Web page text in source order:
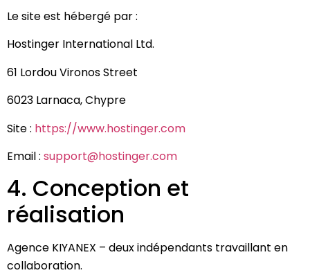
Le site est hébergé par :
Hostinger International Ltd.
61 Lordou Vironos Street
6023 Larnaca, Chypre
Site : https://www.hostinger.com
Email : support@hostinger.com
4. Conception et
réalisation
Agence KIYANEX – deux indépendants travaillant en
collaboration.